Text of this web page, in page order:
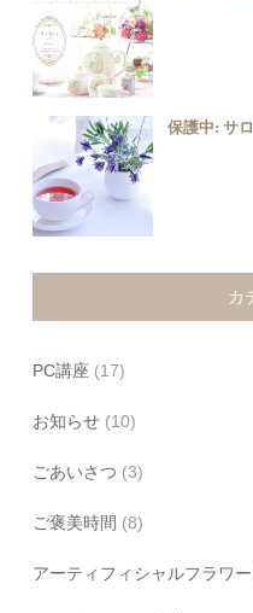
保護中: サ
カ
PC講座 (17)
お知らせ (10)
ごあいさつ (3)
ご褒美時間 (8)
アーティフィシャルフラワー